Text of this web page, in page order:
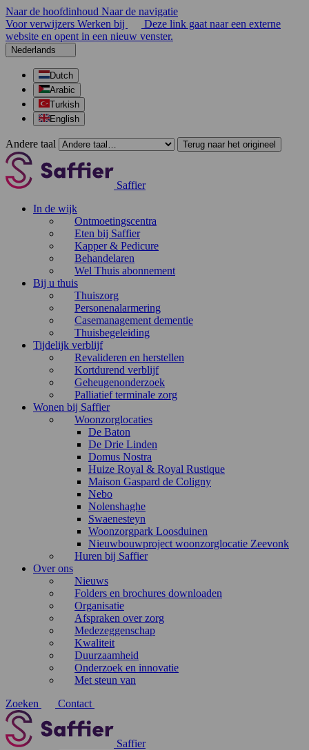
Naar de hoofdinhoud Naar de navigatie
Voor verwijzers Werken bij
Deze link gaat naar een externe
website en opent in een nieuw venster.
Nederlands
Dutch
Arabic
Turkish
English
Andere taal Terug naar het origineel
Saffier
In de wijk
Ontmoetingscentra
Eten bij Saffier
Kapper & Pedicure
Behandelaren
Wel Thuis abonnement
Bij u thuis
Thuiszorg
Personenalarmering
Casemanagement dementie
Thuisbegeleiding
Tijdelijk verblijf
Revalideren en herstellen
Kortdurend verblijf
Geheugenonderzoek
Palliatief terminale zorg
Wonen bij Saffier
Woonzorglocaties
De Baton
De Drie Linden
Domus Nostra
Huize Royal & Royal Rustique
Maison Gaspard de Coligny
Nebo
Nolenshaghe
Swaenesteyn
Woonzorgpark Loosduinen
Nieuwbouwproject woonzorglocatie Zeevonk
Huren bij Saffier
Over ons
Nieuws
Folders en brochures downloaden
Organisatie
Afspraken over zorg
Medezeggenschap
Kwaliteit
Duurzaamheid
Onderzoek en innovatie
Met steun van
Zoeken
Contact
Saffier